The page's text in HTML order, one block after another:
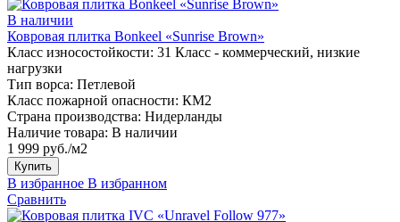
В наличии
Ковровая плитка Bonkeel «Sunrise Brown»
Класс износостойкости: 31 Класс - коммерческий, низкие
нагрузки
Тип ворса: Петлевой
Класс пожарной опасности: КМ2
Страна производства: Нидерланды
Наличие товара: В наличии
1 999 руб./м2
Купить
В избранное В избранном
Сравнить